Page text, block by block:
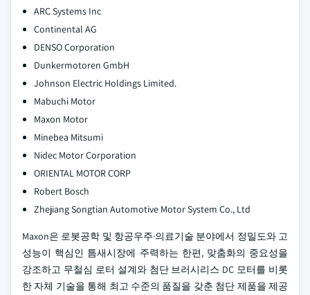
ARC Systems Inc
Continental AG
DENSO Corporation
Dunkermotoren GmbH
Johnson Electric Holdings Limited.
Mabuchi Motor
Maxon Motor
Minebea Mitsumi
Nidec Motor Corporation
ORIENTAL MOTOR CORP
Robert Bosch
Zhejiang Songtian Automotive Motor System Co., Ltd
Maxon은 로봇공학 및 항공우주·의료기술 분야에서 정밀도와 고
성능이 핵심인 틈새시장에 주력하는 한편, 맞춤화의 중요성을
강조하고 무철심 로터 설계와 첨단 브러시리스 DC 모터를 비롯
한 자체 기술을 통해 최고 수준의 품질을 갖춘 첨단 제품을 제공